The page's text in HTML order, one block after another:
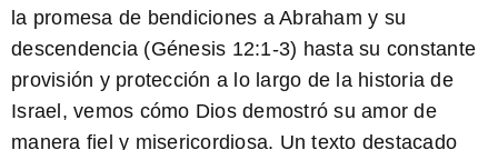
la promesa de bendiciones a Abraham y su
descendencia (Génesis 12:1-3) hasta su constante
provisión y protección a lo largo de la historia de
Israel, vemos cómo Dios demostró su amor de
manera fiel y misericordiosa. Un texto destacado